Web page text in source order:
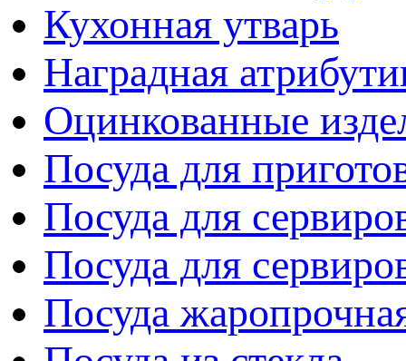
Кухонная утварь
Наградная
Оцинкованные
Посуда для
Посуда для
Посуда для
Посуда